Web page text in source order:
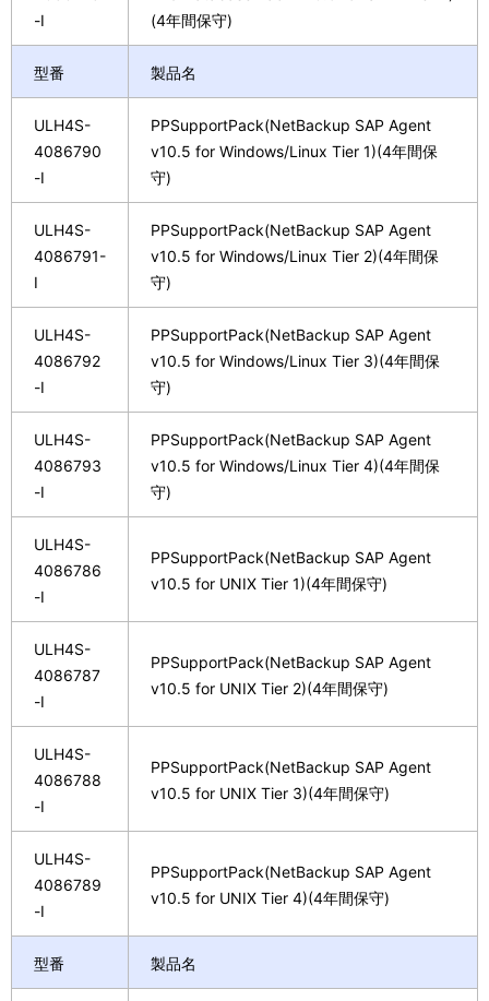
-I
(4年間保守)
型番 製品名
ULH4S-
4086790
-I
PPSupportPack(NetBackup SAP Agent
v10.5 for Windows/Linux Tier 1)(4年間保
守)
ULH4S-
4086791-
I
PPSupportPack(NetBackup SAP Agent
v10.5 for Windows/Linux Tier 2)(4年間保
守)
ULH4S-
4086792
-I
PPSupportPack(NetBackup SAP Agent
v10.5 for Windows/Linux Tier 3)(4年間保
守)
ULH4S-
4086793
-I
PPSupportPack(NetBackup SAP Agent
v10.5 for Windows/Linux Tier 4)(4年間保
守)
ULH4S-
4086786
-I
PPSupportPack(NetBackup SAP Agent
v10.5 for UNIX Tier 1)(4年間保守)
ULH4S-
4086787
-I
PPSupportPack(NetBackup SAP Agent
v10.5 for UNIX Tier 2)(4年間保守)
ULH4S-
4086788
-I
PPSupportPack(NetBackup SAP Agent
v10.5 for UNIX Tier 3)(4年間保守)
ULH4S-
4086789
-I
PPSupportPack(NetBackup SAP Agent
v10.5 for UNIX Tier 4)(4年間保守)
型番 製品名